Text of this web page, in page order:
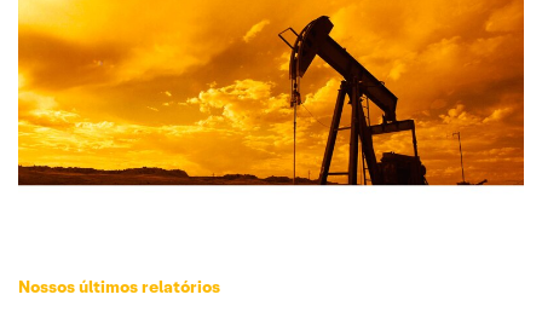
Nossos últimos relatórios